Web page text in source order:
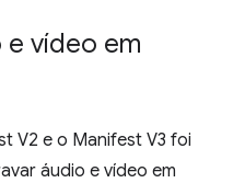
vídeo em
V2 e o Manifest V3 foi
áudio e vídeo em